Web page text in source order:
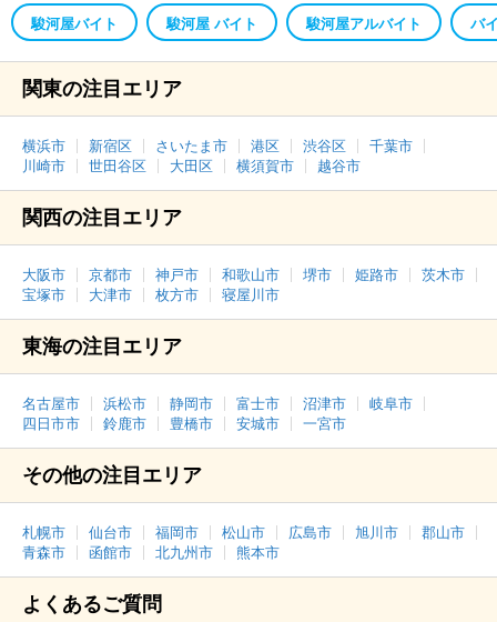
駿河屋バイト 駿河屋 バイト 駿河屋アルバイト バ
関東の注目エリア
横浜市 新宿区 さいたま市 港区 渋谷区
千葉市
川崎市
世田谷区 大田区 横須賀市 越谷市
関西の注目エリア
大阪市 京都市 神戸市 和歌山市 堺市 姫路市
茨木市
宝塚市
大津市 枚方市 寝屋川市
東海の注目エリア
名古屋市 浜松市 静岡市 富士市 沼津市
岐阜市
四日市市
鈴鹿市 豊橋市 安城市 一宮市
その他の注目エリア
札幌市 仙台市 福岡市 松山市 広島市 旭川市
郡山市
青森市
函館市 北九州市 熊本市
よくあるご質問